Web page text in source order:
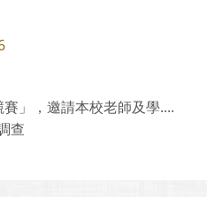
」，邀請本校老師及學....
查